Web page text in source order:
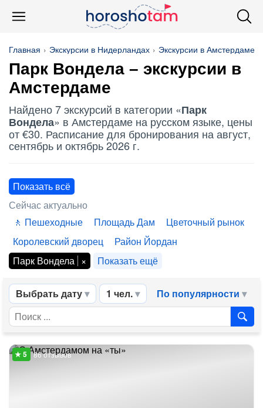
Главная Экскурсии в Нидерландах Экскурсии в Амстердаме
Парк Вондела – экскурсии в
Амстердаме
Найдено 7 экскурсий в категории «Парк
Вондела» в Амстердаме на русском языке, цены
от €30. Расписание для бронирования на август,
сентябрь и октябрь 2026 г.
Показать всё
Сейчас актуально
Пешеходные
Площадь Дам
Цветочный рынок
Королевский дворец
Район Йордан
Парк Вондела
Показать ещё
Выбрать дату 1 чел. По популярности
86 отзывов